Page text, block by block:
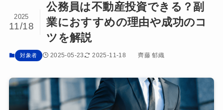
公務員は不動産投資できる？副
業におすすめの理由や成功のコ
ツを解説
2025
11/18
対象者 2025-05-23 2025-11-18 齊藤 郁織